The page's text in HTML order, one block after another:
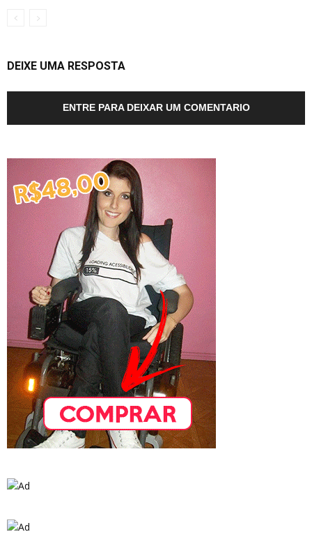
DEIXE UMA RESPOSTA
ENTRE PARA DEIXAR UM COMENTARIO